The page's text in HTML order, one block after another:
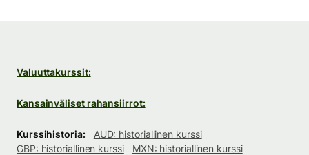
Valuuttakurssit:
Kansainväliset rahansiirrot:
Kurssihistoria:
AUD: historiallinen kurssi
GBP: historiallinen kurssi
MXN: historiallinen kurssi